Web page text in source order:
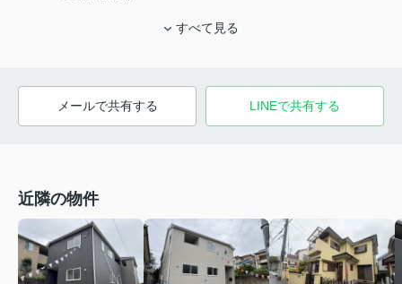
すべて見る
メールで共有する LINEで共有する
近隣の物件